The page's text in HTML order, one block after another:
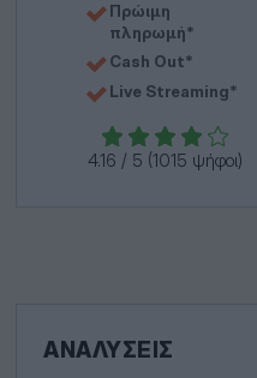
Πρώιμη
πληρωμή*
Cash Out*
Live Streaming*
4.16 / 5 (1015 ψήφοι)
ΑΝΑΛΎΣΕΙΣ